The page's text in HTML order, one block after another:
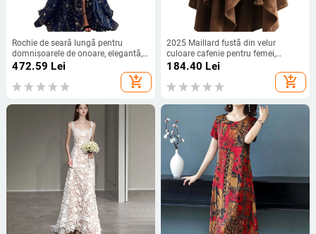
Rochie de seară lungă pentru
domnișoarele de onoare, elegantă,
din spandex extensibil
472.59 Lei
add_shopping_cart
2025 Maillard fustă din velur
culoare cafenie pentru femei,
toamnă, șiret neregulat, croială în A,
184.40 Lei
add_shopping_cart